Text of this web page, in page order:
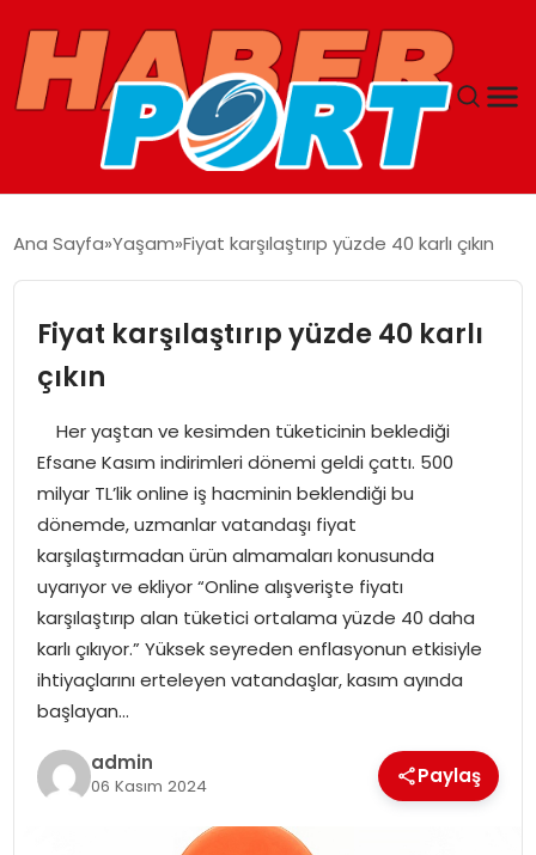
GUNCEL
YAŞAM
SPOR
MAGAZIN
SPOR
EĞITIM
OTOMOBIL
TEKNOLOJI
Ana Sayfa Yaşam Fiyat karşılaştırıp yüzde 40 karlı çıkın
Fiyat karşılaştırıp yüzde 40 karlı
çıkın
Her yaştan ve kesimden tüketicinin beklediği
Efsane Kasım indirimleri dönemi geldi çattı. 500
milyar TL’lik online iş hacminin beklendiği bu
dönemde, uzmanlar vatandaşı fiyat
karşılaştırmadan ürün almamaları konusunda
uyarıyor ve ekliyor “Online alışverişte fiyatı
karşılaştırıp alan tüketici ortalama yüzde 40 daha
karlı çıkıyor.” Yüksek seyreden enflasyonun etkisiyle
ihtiyaçlarını erteleyen vatandaşlar, kasım ayında
başlayan…
admin
06 Kasım 2024 Paylaş